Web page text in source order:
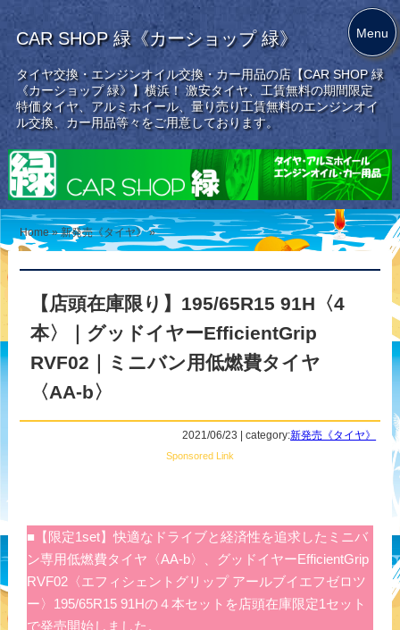
CAR SHOP 緑《カーショップ 緑》
タイヤ交換・エンジンオイル交換・カー用品の店【CAR SHOP 緑
《カーショップ 緑》】横浜！ 激安タイヤ、工賃無料の期間限定
特価タイヤ、アルミホイール、量り売り工賃無料のエンジンオイ
ル交換、カー用品等々をご用意しております。
Home »新発売《タイヤ》 »
【店頭在庫限り】195/65R15 91H〈4
本〉｜グッドイヤーEfficientGrip
RVF02｜ミニバン用低燃費タイヤ
〈AA-b〉
2021/06/23 | category:新発売《タイヤ》
Sponsored Link
■【限定1set】快適なドライブと経済性を追求したミニバ
ン専用低燃費タイヤ〈AA-b〉、グッドイヤーEfficientGrip
RVF02〈エフィシェントグリップ アールブイエフゼロツ
ー〉195/65R15 91Hの４本セットを店頭在庫限定1セット
で発売開始しました。
Menu